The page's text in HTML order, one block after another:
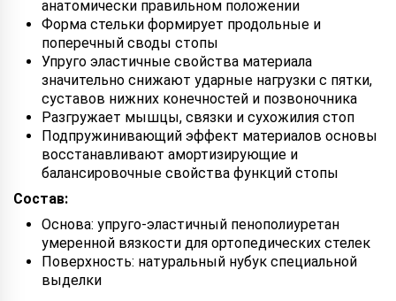
анатомически правильном положении
Форма стельки формирует продольные и
поперечный своды стопы
Упруго эластичные свойства материала
значительно снижают ударные нагрузки с пятки,
суставов нижних конечностей и позвоночника
Разгружает мышцы, связки и сухожилия стоп
Подпружинивающий эффект материалов основы
восстанавливают амортизирующие и
балансировочные свойства функций стопы
Состав:
Основа: упруго-эластичный пенополиуретан
умеренной вязкости для ортопедических стелек
Поверхность: натуральный нубук специальной
выделки